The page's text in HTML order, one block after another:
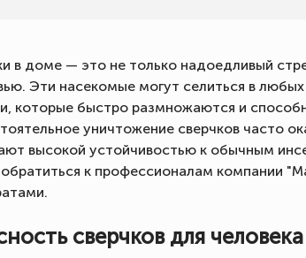
в доме — это не только надоедливый
Эти насекомые могут селиться в
которые быстро размножаются и
уничтожение сверчков часто
высокой устойчивостью к обычным
к профессионалам компании
сверчков для